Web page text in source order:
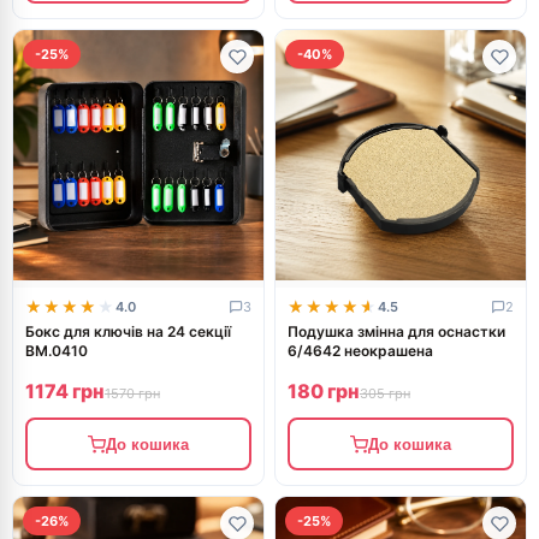
-25%
★★★★★
★★★★★ 4.0 3
Бокс для ключів на 24 секції
BM.0410
1174 грн1570 грн
До кошика
-40%
★★★★★
★★★★★ 4.5 2
Подушка змінна для оснастки
6/4642 неокрашена
180 грн305 грн
До кошика
-26% -25%